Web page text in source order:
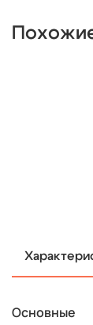
Основные